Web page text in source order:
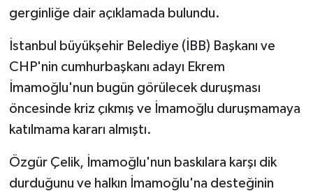
gerginliğe dair açıklamada bulundu.
İstanbul büyükşehir Belediye (İBB) Başkanı ve
CHP'nin cumhurbaşkanı adayı Ekrem
İmamoğlu'nun bugün görülecek duruşması
öncesinde kriz çıkmış ve İmamoğlu duruşmamaya
katılmama kararı almıştı.
Özgür Çelik, İmamoğlu'nun baskılara karşı dik
durduğunu ve halkın İmamoğlu'na desteğinin